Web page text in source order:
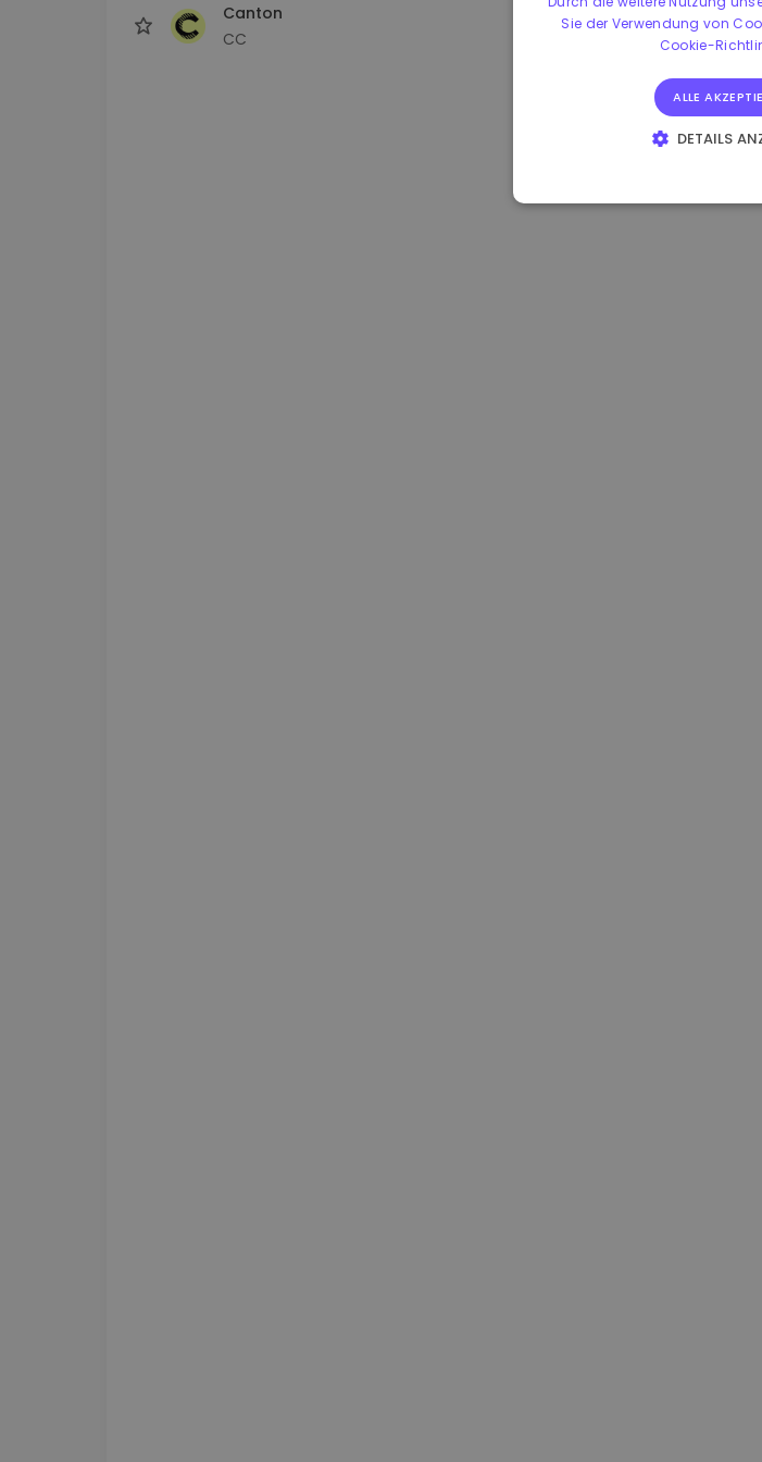
Canton
CC
0.083269000 €
Sie der Verwendung von
Cookie-
ALLE
DETAILS